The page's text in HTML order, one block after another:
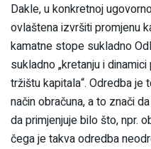
Dakle, u konkretnoj
ovlaštena izvršiti promjenu
kamatne stope sukladno
sukladno „kretanju i
tržištu kapitala“. Odredba je
način obračuna, a to znači
da primjenjuje bilo što, npr.
čega je takva odredba